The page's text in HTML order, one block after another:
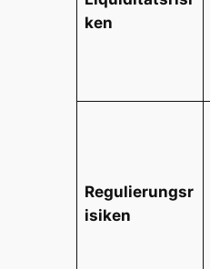
ken
Regulierungsr
isiken